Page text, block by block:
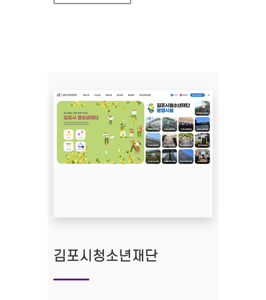
김포시청소년재단